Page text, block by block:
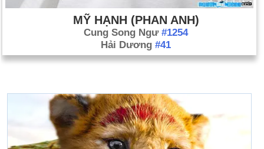
MỸ HẠNH (PHAN ANH)
Cung Song Ngư #1254
Hải Dương #41